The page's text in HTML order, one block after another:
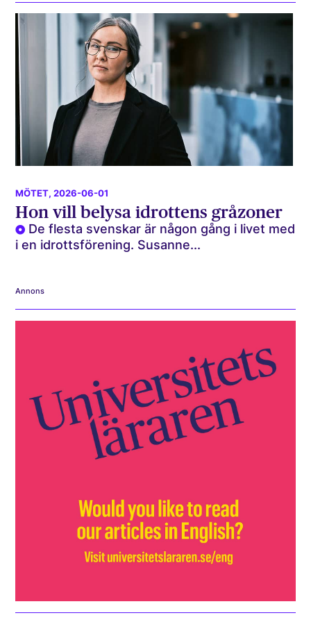
MÖTET, 2026-06-01
Hon vill belysa idrottens gråzoner
De flesta svenskar är någon gång i livet med
i en idrottsförening. Susanne...
Annons